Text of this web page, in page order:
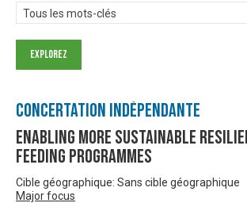
Tous les mots-clés
Concertation Indépendante
Enabling more sustainable
feeding programmes
Cible géographique: Sans cible géographique
Major focus